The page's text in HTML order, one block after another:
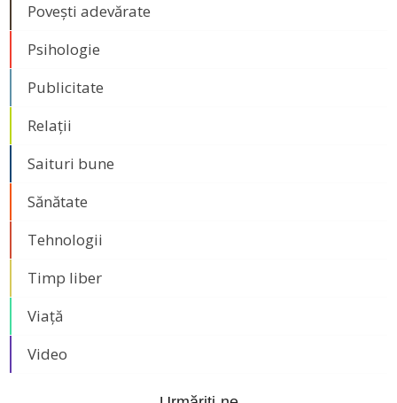
Povești adevărate
Psihologie
Publicitate
Relații
Saituri bune
Sănătate
Tehnologii
Timp liber
Viață
Video